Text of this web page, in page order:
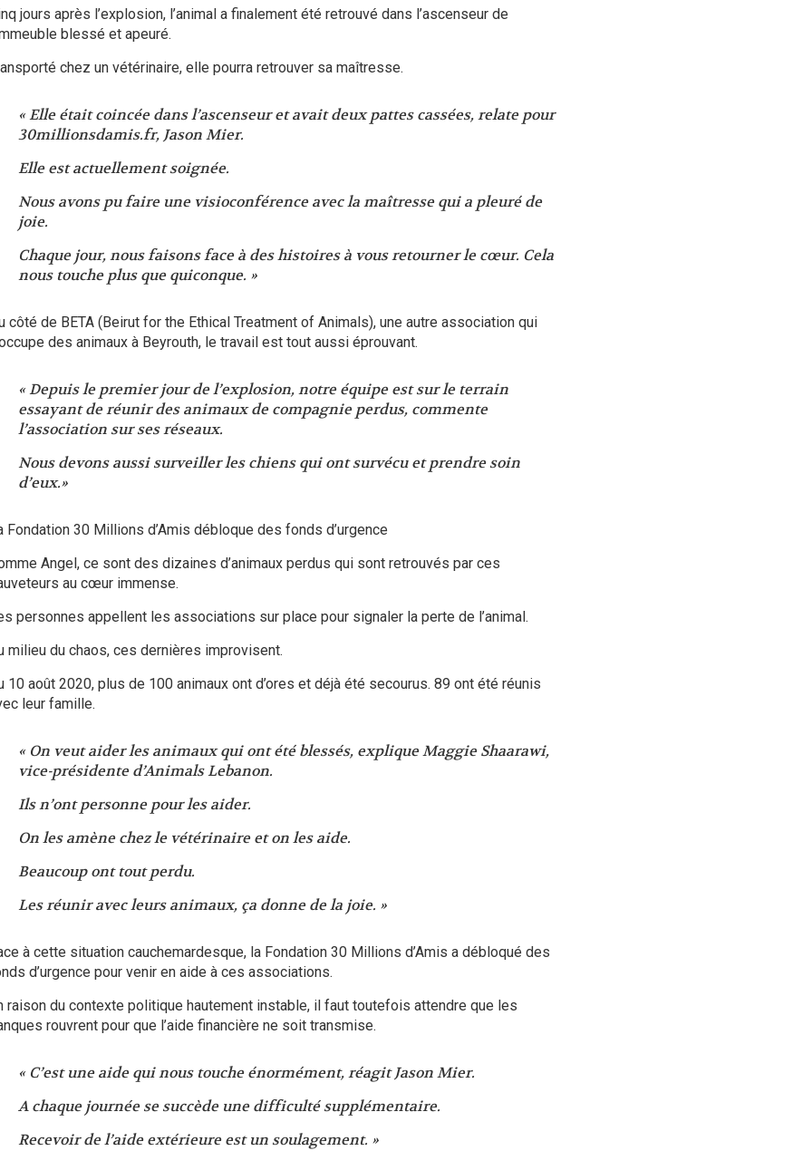
jours après l’explosion, l’animal a finalement été retrouvé dans l’ascenseur de
blessé et apeuré.
chez un vétérinaire, elle pourra retrouver sa maîtresse.
« Elle était coincée dans l’ascenseur et avait deux pattes cassées, relate pour
30millionsdamis.fr, Jason Mier.
Elle est actuellement soignée.
Nous avons pu faire une visioconférence avec la maîtresse qui a pleuré de
joie.
Chaque jour, nous faisons face à des histoires à vous retourner le cœur. Cela
nous touche plus que quiconque. »
côté de BETA (Beirut for the Ethical Treatment of Animals), une autre association qui
des animaux à Beyrouth, le travail est tout aussi éprouvant.
« Depuis le premier jour de l’explosion, notre équipe est sur le terrain
essayant de réunir des animaux de compagnie perdus, commente
l’association sur ses réseaux.
Nous devons aussi surveiller les chiens qui ont survécu et prendre soin
d’eux.»
Fondation 30 Millions d’Amis débloque des fonds d’urgence
Angel, ce sont des dizaines d’animaux perdus qui sont retrouvés par ces
au cœur immense.
personnes appellent les associations sur place pour signaler la perte de l’animal.
milieu du chaos, ces dernières improvisent.
10 août 2020, plus de 100 animaux ont d’ores et déjà été secourus. 89 ont été réunis
leur famille.
« On veut aider les animaux qui ont été blessés, explique Maggie Shaarawi,
vice-présidente d’Animals Lebanon.
Ils n’ont personne pour les aider.
On les amène chez le vétérinaire et on les aide.
Beaucoup ont tout perdu.
Les réunir avec leurs animaux, ça donne de la joie. »
à cette situation cauchemardesque, la Fondation 30 Millions d’Amis a débloqué des
d’urgence pour venir en aide à ces associations.
raison du contexte politique hautement instable, il faut toutefois attendre que les
rouvrent pour que l’aide financière ne soit transmise.
« C’est une aide qui nous touche énormément, réagit Jason Mier.
A chaque journée se succède une difficulté supplémentaire.
Recevoir de l’aide extérieure est un soulagement. »